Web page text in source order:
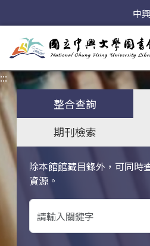
中
:::
整合查詢
期刊檢索
除本館館藏目錄外，可同時
資源。
關鍵字搜尋